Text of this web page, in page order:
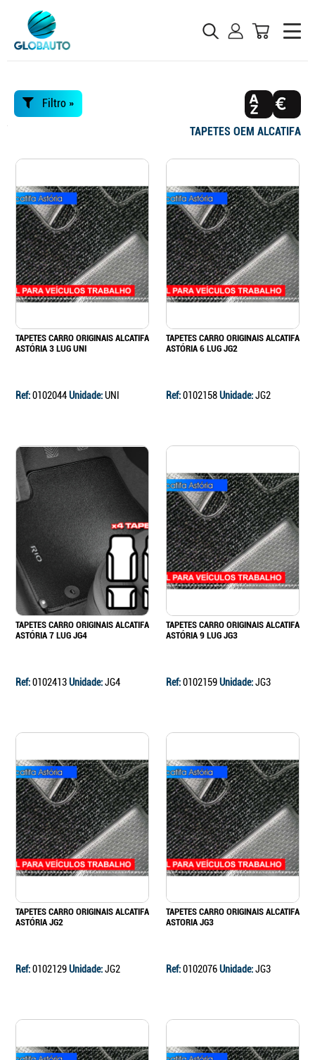
Filtro »
TAPETES OEM ALCATIFA
TAPETES CARRO ORIGINAIS ALCATIFA
ASTÓRIA 3 LUG UNI
Ref:0102044Unidade:UNI
TAPETES CARRO ORIGINAIS ALCATIFA
ASTÓRIA 6 LUG JG2
Ref:0102158Unidade:JG2
TAPETES CARRO ORIGINAIS ALCATIFA
ASTÓRIA 7 LUG JG4
Ref:0102413Unidade:JG4
TAPETES CARRO ORIGINAIS ALCATIFA
ASTÓRIA 9 LUG JG3
Ref:0102159Unidade:JG3
TAPETES CARRO ORIGINAIS ALCATIFA
ASTÓRIA JG2
Ref:0102129Unidade:JG2
TAPETES CARRO ORIGINAIS ALCATIFA
ASTORIA JG3
Ref:0102076Unidade:JG3